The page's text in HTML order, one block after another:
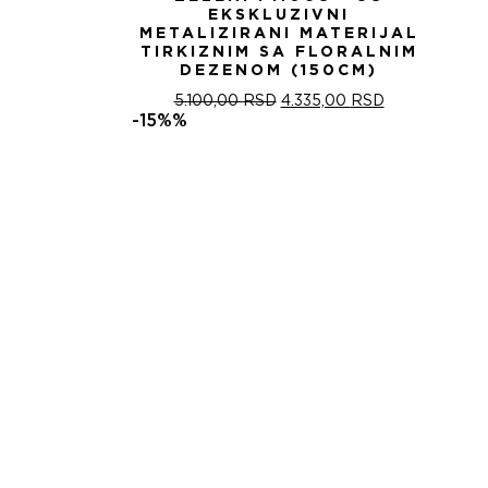
EKSKLUZIVNI
METALIZIRANI MATERIJAL
TIRKIZNIM SA FLORALNIM
DEZENOM (150CM)
5.100,00RSD ОРИГИНАЛНА
4.335,00 RSDТРЕНУТНА
-15%%